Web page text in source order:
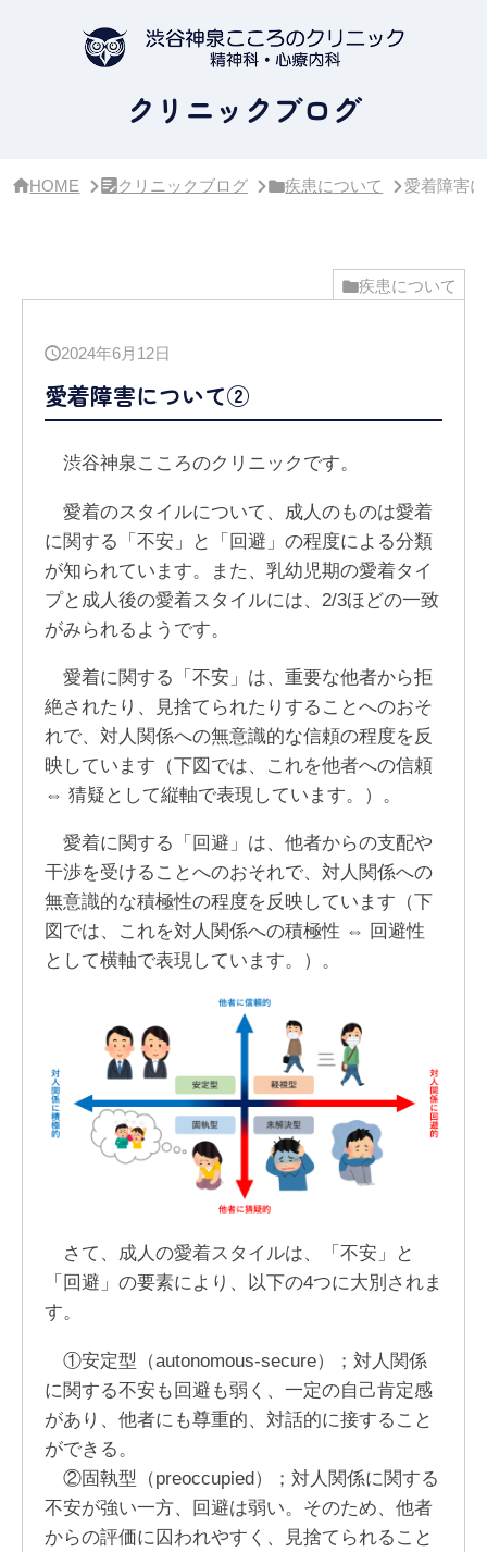
クリニックブログ
HOME クリニックブログ 疾患について 愛着障害
疾患について
2024年6月12日
愛着障害について②
渋谷神泉こころのクリニックです。
愛着のスタイルについて、成人のものは愛着
に関する「不安」と「回避」の程度による分類
が知られています。また、乳幼児期の愛着タイ
プと成人後の愛着スタイルには、2/3ほどの一致
がみられるようです。
愛着に関する「不安」は、重要な他者から拒
絶されたり、見捨てられたりすることへのおそ
れで、対人関係への無意識的な信頼の程度を反
映しています（下図では、これを他者への信頼
⇔ 猜疑として縦軸で表現しています。）。
愛着に関する「回避」は、他者からの支配や
干渉を受けることへのおそれで、対人関係への
無意識的な積極性の程度を反映しています（下
図では、これを対人関係への積極性 ⇔ 回避性
として横軸で表現しています。）。
さて、成人の愛着スタイルは、「不安」と
「回避」の要素により、以下の4つに大別されま
す。
①安定型（autonomous-secure）；対人関係
に関する不安も回避も弱く、一定の自己肯定感
があり、他者にも尊重的、対話的に接すること
ができる。
②固執型（preoccupied）；対人関係に関する
不安が強い一方、回避は弱い。そのため、他者
からの評価に囚われやすく、見捨てられること